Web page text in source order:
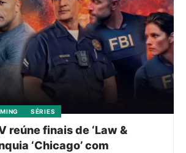
SÉRIES
reúne finais de ‘Law &
‘Chicago’ com